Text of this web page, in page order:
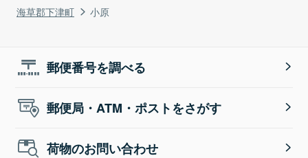
海草郡下津町
小原
郵便番号を調べる
郵便局・ATM・ポストをさがす
荷物のお問い合わせ